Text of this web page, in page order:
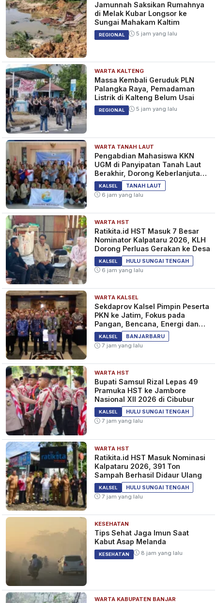
Jamunnah Saksikan Rumahnya
di Melak Kubar Longsor ke
Sungai Mahakam Kaltim
REGIONAL 5 jam yang lalu
WARTA KALTENG
Massa Kembali Geruduk PLN
Palangka Raya, Pemadaman
Listrik di Kalteng Belum Usai
REGIONAL 5 jam yang lalu
WARTA TANAH LAUT
Pengabdian Mahasiswa KKN
UGM di Panyipatan Tanah Laut
Berakhir, Dorong Keberlanjutan
Program Masyarakat
KALSEL
TANAH LAUT
6 jam yang lalu
WARTA HST
Ratikita.id HST Masuk 7 Besar
Nominator Kalpataru 2026, KLH
Dorong Perluas Gerakan ke Desa
KALSEL
HULU SUNGAI TENGAH
6 jam yang lalu
WARTA KALSEL
Sekdaprov Kalsel Pimpin Peserta
PKN ke Jatim, Fokus pada
Pangan, Bencana, Energi dan
Ekonomi
KALSEL
BANJARBARU
7 jam yang lalu
WARTA HST
Bupati Samsul Rizal Lepas 49
Pramuka HST ke Jambore
Nasional XII 2026 di Cibubur
KALSEL
HULU SUNGAI TENGAH
7 jam yang lalu
WARTA HST
Ratikita.id HST Masuk Nominasi
Kalpataru 2026, 391 Ton
Sampah Berhasil Didaur Ulang
KALSEL
HULU SUNGAI TENGAH
7 jam yang lalu
KESEHATAN
Tips Sehat Jaga Imun Saat
Kabut Asap Melanda
KESEHATAN 8 jam yang lalu
WARTA KABUPATEN BANJAR